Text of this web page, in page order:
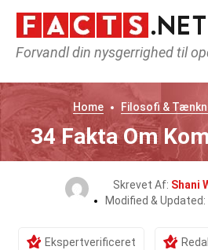
Forvandl din nysgerrighed til
Home Filosofi &
34 Fakta Om
Skrevet Af: Shani
Modified & Updated:
Ekspertverificeret